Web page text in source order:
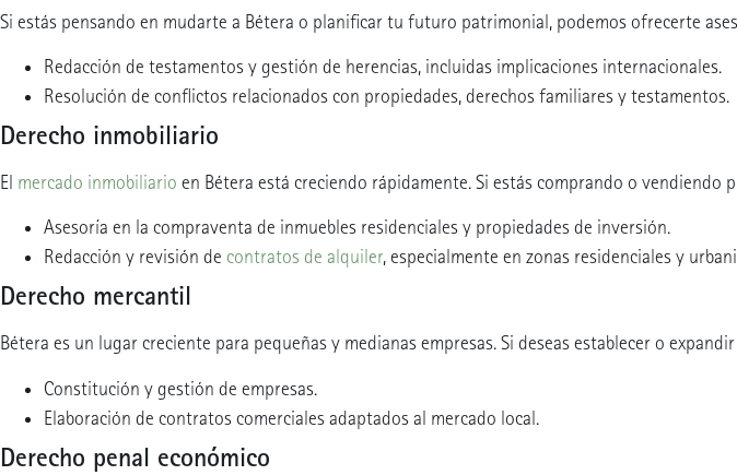
Si estás pensando en mudarte a Bétera o planificar tu futuro patrimonial, podemos ofrecerte
Redacción de testamentos y gestión de herencias, incluidas implicaciones internacionales.
Resolución de conflictos relacionados con propiedades, derechos familiares y testamentos.
Derecho inmobiliario
El mercado inmobiliario en Bétera está creciendo rápidamente. Si estás comprando o vendiendo
Asesoría en la compraventa de inmuebles residenciales y propiedades de inversión.
Redacción y revisión de contratos de alquiler, especialmente en zonas residenciales y
Derecho mercantil
Bétera es un lugar creciente para pequeñas y medianas empresas. Si deseas establecer o
Constitución y gestión de empresas.
Elaboración de contratos comerciales adaptados al mercado local.
Derecho penal económico